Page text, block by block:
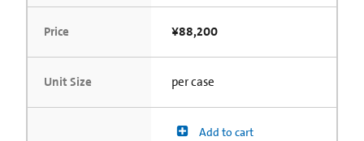
Price ¥88,200
Unit Size per case
Add to cart